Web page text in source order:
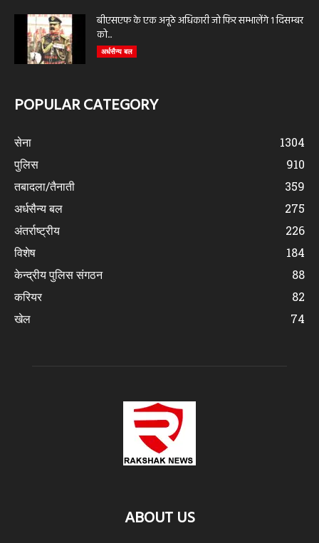
बीएसएफ के एक अनूठे अधिकारी जो फिर सम्भालेंगे 1 दिसम्बर
को...
अर्धसैन्य बल
POPULAR CATEGORY
सेना
1304
पुलिस
910
तबादला/तैनाती
359
अर्धसैन्य बल
275
अंतर्राष्ट्रीय
226
विशेष
184
केन्द्रीय पुलिस संगठन
88
करियर
82
खेल
74
ABOUT US